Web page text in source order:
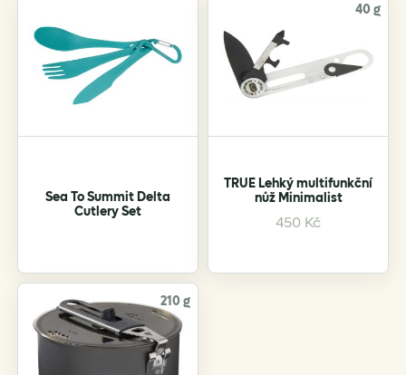
Sea To Summit Delta
Cutlery Set
40 g
TRUE Lehký multifunkční
nůž Minimalist
450 Kč
210 g